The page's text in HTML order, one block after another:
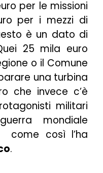
per le missioni
per i mezzi di
è un dato di
25 mila euro
o il Comune
una turbina
che invece c’è
militari
guerra mondiale
come così l’ha
.